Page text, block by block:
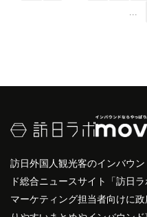
訪日外国人観光客のインバウ
ド総合ニュースサイト「訪日
マーケティング担当者向けに